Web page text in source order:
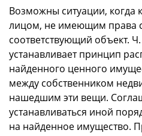
Возможны ситуации, когда
лицом, не имеющим права
соответствующий объект. Ч.
устанавливает принцип
найденного ценного
между собственником
нашедшим эти вещи.
устанавливаться иной
на найденное имущество.